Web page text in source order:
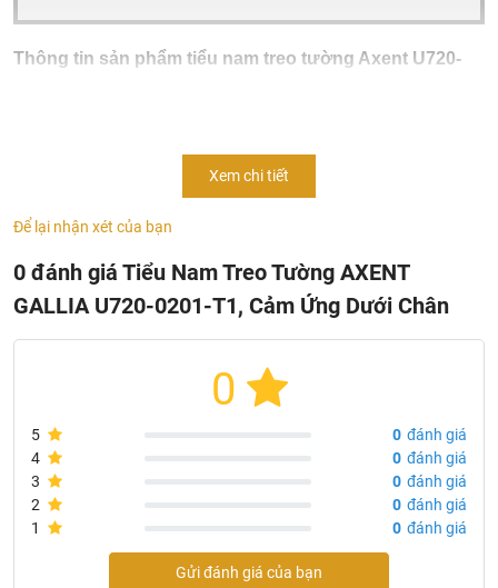
Thông tin sản phẩm tiểu nam treo tường Axent U720-
Điện áp: 220V/50HZ
Công suất: TỶ LỆ:1/MAX:4
Kích thước gói hàng: 805L X 355w X 350H mm
Xem chi tiết
Để lại nhận xét của bạn
0 đánh giá Tiểu Nam Treo Tường AXENT
GALLIA U720-0201-T1, Cảm Ứng Dưới Chân
0
5 0 đánh giá
4
0 đánh giá
3
0 đánh giá
2
0 đánh giá
1
0 đánh giá
Gửi đánh giá của bạn